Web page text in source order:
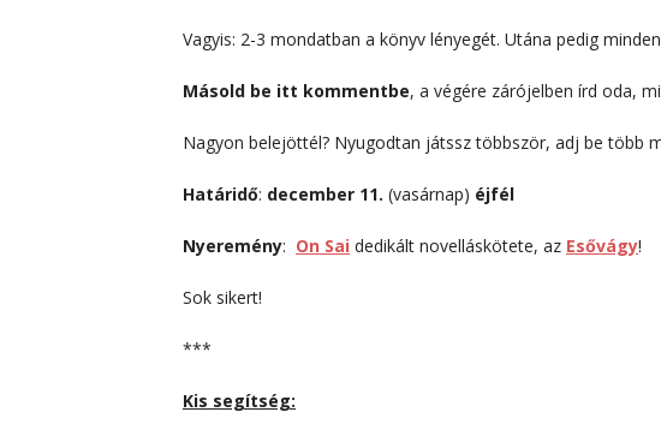
Vagyis: 2-3 mondatban a könyv lényegét. Utána pedig
Másold be itt kommentbe, a végére zárójelben írd oda,
Nagyon belejöttél? Nyugodtan játssz többször, adj be több
Határidő: december 11. (vasárnap) éjfél
Nyeremény: On Sai dedikált novelláskötete, az Esővágy!
Sok sikert!
***
Kis segítség: